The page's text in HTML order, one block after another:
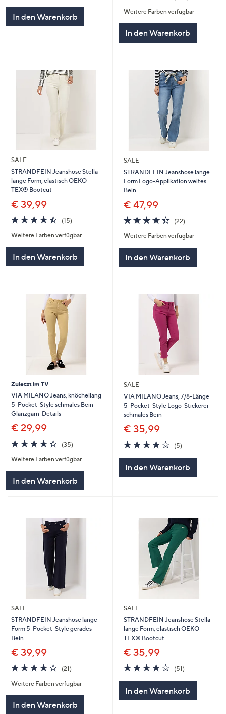
In den Warenkorb
von
5
Weitere Farben verfügbar
In den Warenkorb
SALE
STRANDFEIN Jeanshose Stella
lange Form, elastisch OEKO-
TEX® Bootcut
€ 39,99
4.4
von
5
(15)15
Weitere Farben verfügbar
In den Warenkorb
SALE
STRANDFEIN Jeanshose lange
Form Logo-Applikation weites
Bein
€ 47,99
4.4
von
5
(22)22
Weitere Farben verfügbar
In den Warenkorb
Zuletzt im TV
VIA MILANO Jeans, knöchellang
5-Pocket-Style schmales Bein
Glanzgarn-Details
€ 29,99
4.3
von
5
(35)35
Weitere Farben verfügbar
In den Warenkorb
SALE
VIA MILANO Jeans, 7/8-Länge
5-Pocket-Style Logo-Stickerei
schmales Bein
€ 35,99
4.2
von
(5)5
In den Warenkorb
SALE
STRANDFEIN Jeanshose lange
Form 5-Pocket-Style gerades
Bein
€ 39,99
4.1
von
5
(21)
Weitere Farben verfügbar
In den Warenkorb
SALE
STRANDFEIN Jeanshose Stella
lange Form, elastisch OEKO-
TEX® Bootcut
€ 35,99
4.1
von
(51)51
In den Warenkorb